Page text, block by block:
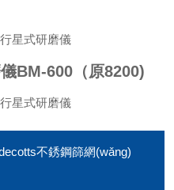
BM-600（原8200)
不銹鋼篩網(wǎng)